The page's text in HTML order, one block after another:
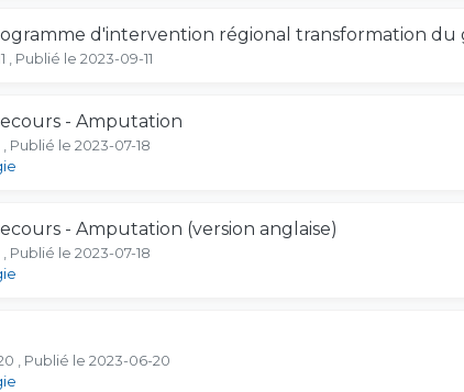
d'intervention régional transformation du
, Publié le 2023-09-11
- Amputation
, Publié le 2023-07-18
- Amputation (version anglaise)
, Publié le 2023-07-18
, Publié le 2023-06-20